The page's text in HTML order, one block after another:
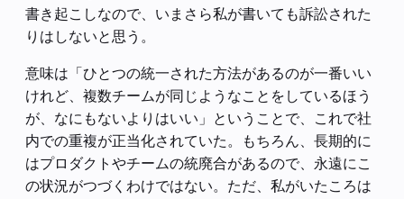
書き起こしなので、いまさら私が書いても訴訟された
りはしないと思う。
意味は「ひとつの統一された方法があるのが一番いい
けれど、複数チームが同じようなことをしているほう
が、なにもないよりはいい」ということで、これで社
内での重複が正当化されていた。もちろん、長期的に
はプロダクトやチームの統廃合があるので、永遠にこ
の状況がつづくわけではない。ただ、私がいたころは